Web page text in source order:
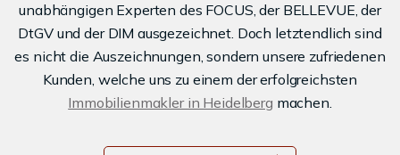
unabhängigen Experten des FOCUS, der BELLEVUE, der
DtGV und der DIM ausgezeichnet. Doch letztendlich sind
es nicht die Auszeichnungen, sondern unsere zufriedenen
Kunden, welche uns zu einem der erfolgreichsten
Immobilienmakler in Heidelberg machen.